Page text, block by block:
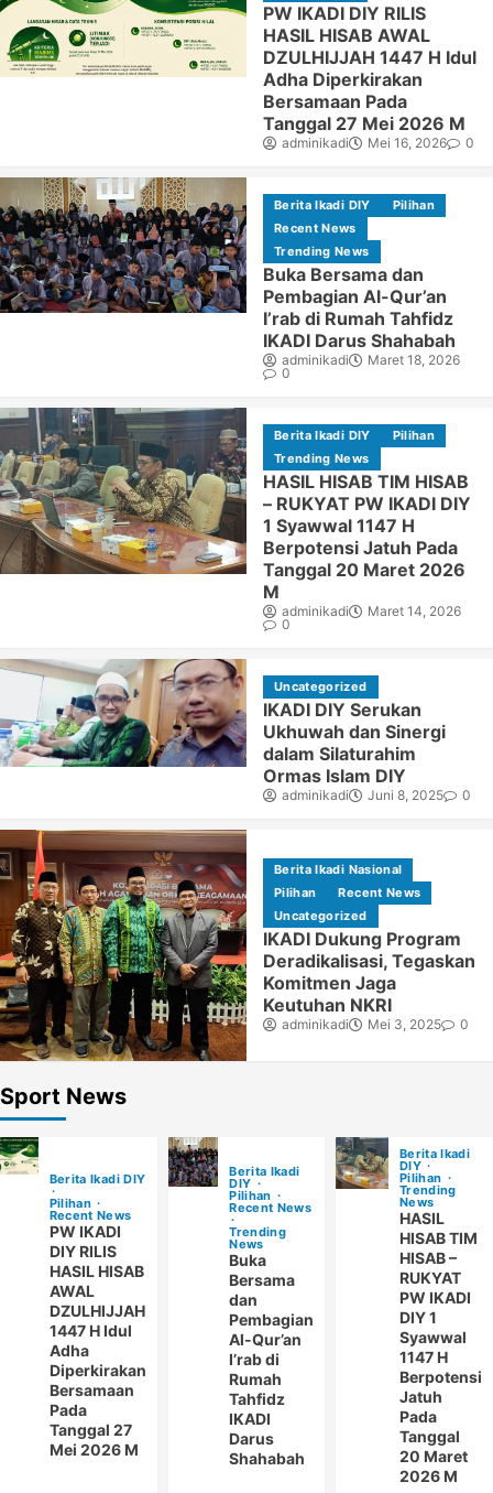
PW IKADI DIY RILIS
HASIL HISAB AWAL
DZULHIJJAH 1447 H Idul
Adha Diperkirakan
Bersamaan Pada
Tanggal 27 Mei 2026 M
adminikadi Mei 16, 2026 0
Berita Ikadi DIY
Pilihan
Recent News
Trending News
Buka Bersama dan
Pembagian Al-Qur’an
I’rab di Rumah Tahfidz
IKADI Darus Shahabah
adminikadi
Maret 18, 2026
0
Berita Ikadi DIY
Pilihan
Trending News
HASIL HISAB TIM HISAB
– RUKYAT PW IKADI DIY
1 Syawwal 1147 H
Berpotensi Jatuh Pada
Tanggal 20 Maret 2026
M
adminikadi
Maret 14, 2026
0
Uncategorized
IKADI DIY Serukan
Ukhuwah dan Sinergi
dalam Silaturahim
Ormas Islam DIY
adminikadi Juni 8, 2025 0
Berita Ikadi Nasional
Pilihan
Recent News
Uncategorized
IKADI Dukung Program
Deradikalisasi, Tegaskan
Komitmen Jaga
Keutuhan NKRI
adminikadi Mei 3, 2025 0
Sport News
Berita Ikadi DIY
Pilihan
Recent News
PW IKADI
DIY RILIS
HASIL HISAB
AWAL
DZULHIJJAH
1447 H Idul
Adha
Diperkirakan
Bersamaan
Pada
Tanggal 27
Mei 2026 M
Berita Ikadi
DIY
Pilihan
Recent News
Trending
News
Buka
Bersama
dan
Pembagian
Al-Qur’an
I’rab di
Rumah
Tahfidz
IKADI
Darus
Shahabah
Berita Ikadi
DIY
Pilihan
Trending
News
HASIL
HISAB TIM
HISAB –
RUKYAT
PW IKADI
DIY 1
Syawwal
1147 H
Berpotensi
Jatuh
Pada
Tanggal
20 Maret
2026 M